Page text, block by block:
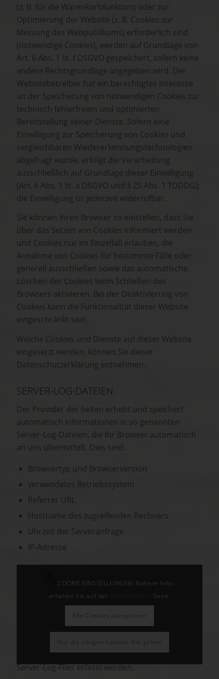
(z. B. für die Warenkorbfunktion) oder zur
Optimierung der Website (z. B. Cookies zur
Messung des Webpublikums) erforderlich sind
(notwendige Cookies), werden auf Grundlage von
Art. 6 Abs. 1 lit. f DSGVO gespeichert, sofern keine
andere Rechtsgrundlage angegeben wird. Der
Websitebetreiber hat ein berechtigtes Interesse
an der Speicherung von notwendigen Cookies zur
technisch fehlerfreien und optimierten
Bereitstellung seiner Dienste. Sofern eine
Einwilligung zur Speicherung von Cookies und
vergleichbaren Wiedererkennungstechnologien
abgefragt wurde, erfolgt die Verarbeitung
ausschließlich auf Grundlage dieser Einwilligung
(Art. 6 Abs. 1 lit. a DSGVO und § 25 Abs. 1 TDDDG);
die Einwilligung ist jederzeit widerrufbar.
Sie können Ihren Browser so einstellen, dass Sie
über das Setzen von Cookies informiert werden
und Cookies nur im Einzelfall erlauben, die
Annahme von Cookies für bestimmte Fälle oder
generell ausschließen sowie das automatische
Löschen der Cookies beim Schließen des
Browsers aktivieren. Bei der Deaktivierung von
Cookies kann die Funktionalität dieser Website
eingeschränkt sein.
Welche Cookies und Dienste auf dieser Website
eingesetzt werden, können Sie dieser
Datenschutzerklärung entnehmen.
SERVER-LOG-DATEIEN
Der Provider der Seiten erhebt und speichert
automatisch Informationen in so genannten
Server-Log-Dateien, die Ihr Browser automatisch
an uns übermittelt. Dies sind:
Browsertyp und Browserversion
verwendetes Betriebssystem
Referrer URL
Hostname des zugreifenden Rechners
Uhrzeit der Serveranfrage
IP-Adresse
Datenquellen wird nicht vorgenommen.
Die Erfassung dieser Daten erfolgt auf Grundlage
von Art. 6 Abs. 1 lit. f DSGVO. Der
Websitebetreiber hat ein berechtigtes Interesse
an der technisch fehlerfreien Darstellung und der
Optimierung seiner Website – hierzu müssen die
Server-Log-Files erfasst werden.
COOKIE EINSTELLUNGEN: Nähere Infos
erhalten Sie auf der
- Seite.
Alle Cookies akzeptieren
Nur die nötigen Cookies frei geben